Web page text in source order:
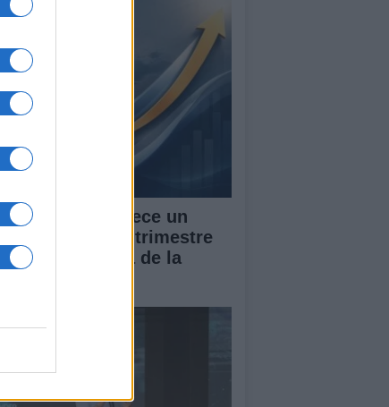
de España crece un
en el segundo trimestre
por encima de la
de la UE